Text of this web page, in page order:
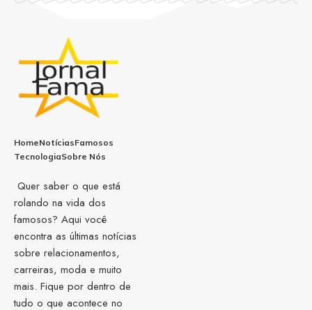
HomeNotíciasFamosos
TecnologiaSobre Nós
Quer saber o que está
rolando na vida dos
famosos? Aqui você
encontra as últimas notícias
sobre relacionamentos,
carreiras, moda e muito
mais. Fique por dentro de
tudo o que acontece no